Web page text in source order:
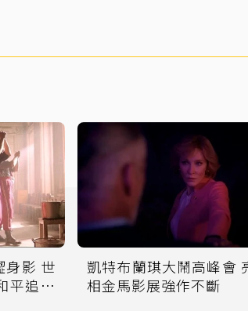
身影 世
平追想
凱特布蘭琪大鬧高峰會
相金馬影展強作不斷